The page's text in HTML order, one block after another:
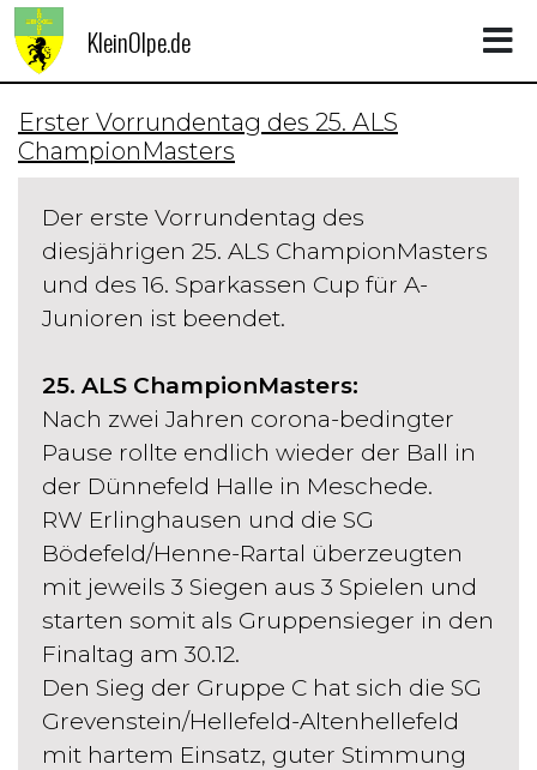
KleinOlpe.de
Erster Vorrundentag des 25. ALS
ChampionMasters
Der erste Vorrundentag des
diesjährigen 25. ALS ChampionMasters
und des 16. Sparkassen Cup für A-
Junioren ist beendet.
25. ALS ChampionMasters:
Nach zwei Jahren corona-bedingter
Pause rollte endlich wieder der Ball in
der Dünnefeld Halle in Meschede.
RW Erlinghausen und die SG
Bödefeld/Henne-Rartal überzeugten
mit jeweils 3 Siegen aus 3 Spielen und
starten somit als Gruppensieger in den
Finaltag am 30.12.
Den Sieg der Gruppe C hat sich die SG
Grevenstein/Hellefeld-Altenhellefeld
mit hartem Einsatz, guter Stimmung